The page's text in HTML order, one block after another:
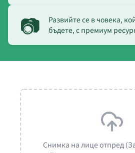
📷
Развийте се в човека,
бъдете, с премиум
Снимка на лице отпред